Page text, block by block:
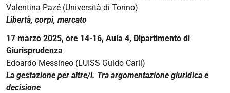
2025-
03-
11T08:00:00+01:00
2025-
04-
15T17:00:00+02:00
Ciclo
Valentina Pazé (Università di Torino)
Libertà, corpi, mercato
17 marzo 2025, ore 14-16, Aula 4, Dipartimento di
Giurisprudenza
Edoardo Messineo (LUISS Guido Carli)
La gestazione per altre/i. Tra argomentazione giuridica e
decisione